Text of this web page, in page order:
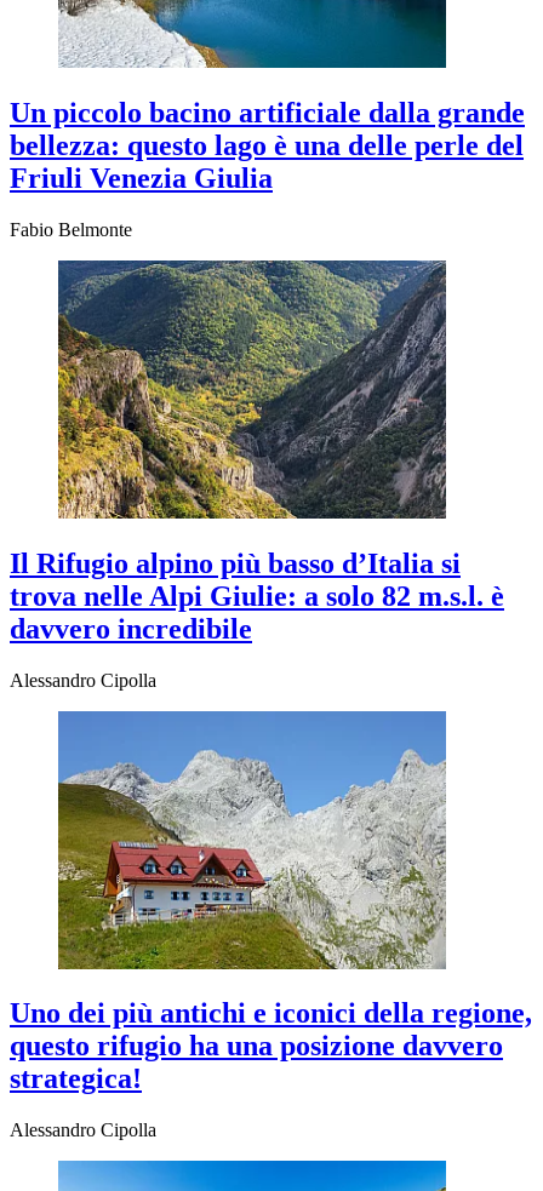
Un piccolo bacino artificiale dalla grande
bellezza: questo lago è una delle perle del
Friuli Venezia Giulia
Fabio Belmonte
Il Rifugio alpino più basso d’Italia si
trova nelle Alpi Giulie: a solo 82 m.s.l. è
davvero incredibile
Alessandro Cipolla
Uno dei più antichi e iconici della regione,
questo rifugio ha una posizione davvero
strategica!
Alessandro Cipolla